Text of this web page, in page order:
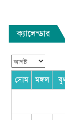
ক্যালেন্ডার
সোম মঙ্গল